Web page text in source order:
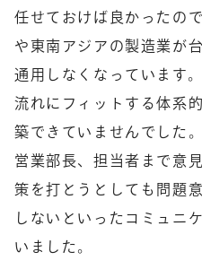
任せておけば良かったの
や東南アジアの製造業が
通用しなくなっています
流れにフィットする体系
築できていませんでした
営業部長、担当者まで意
策を打とうとしても問題
しないといったコミュニ
いました。